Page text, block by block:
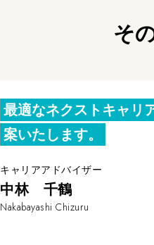
そ
最適なネクストキャリ
案いたします。
キャリアアドバイザー
中林 千鶴
Nakabayashi Chizuru